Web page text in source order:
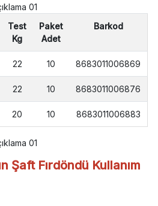
Test
Kg
Paket
Adet
Barkod
22 10 8683011006869
22 10 8683011006876
20 10 8683011006883
Şaft Fırdöndü Kullanım